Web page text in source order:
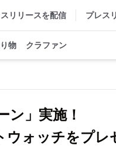
リリースを配信 プレス
物 クラファン
ン」実施！
ウォッチをプレ